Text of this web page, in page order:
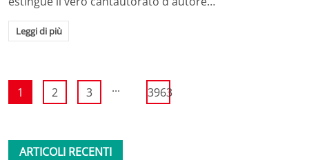
Leggi di più
1 2 3 ... 3963
ARTICOLI RECENTI